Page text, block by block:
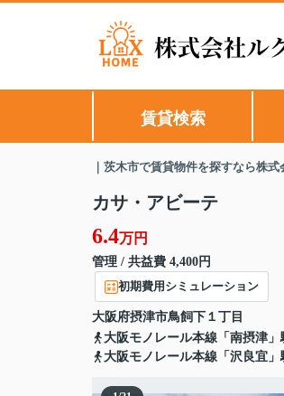
賃貸検索
｜茨木市で賃貸物件を探すなら株
カサ・アビーテ
6.4万円
管理 / 共益費 4,400円
初期費用シミュレーション
大阪府摂津市鳥飼下 １丁目
大阪モノレール本線「南摂津」
大阪モノレール本線「沢良宜」